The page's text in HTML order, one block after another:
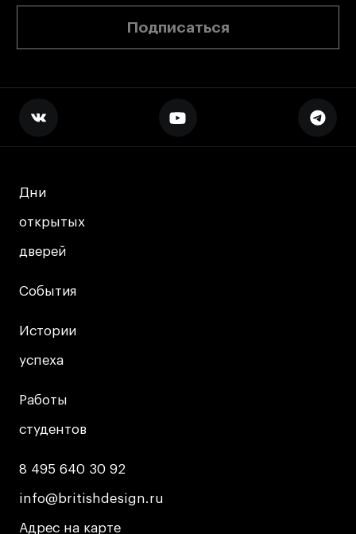
Подписаться
Дни
открытых
дверей
Дни
открытых
дверей
События
События
Истории
успеха
Истории
успеха
Работы
студентов
Работы
студентов
8 495 640 30 92
8 495 640 30 92
info@britishdesign.ru
info@britishdesign.ru
Адрес на карте
Адрес на карте
Адрес на карте